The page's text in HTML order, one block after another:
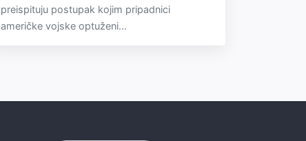
preispituju postupak kojim pripadnici
američke vojske optuženi...